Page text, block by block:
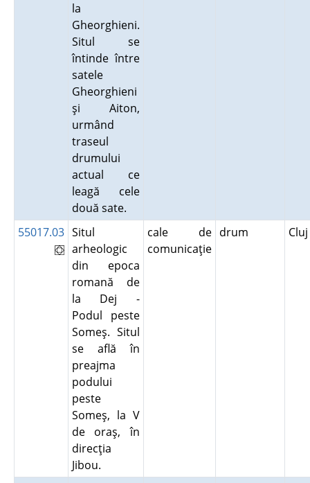
la
Gheorghieni.
Situl se
întinde între
satele
Gheorghieni
şi Aiton,
urmând
traseul
drumului
actual ce
leagă cele
două sate.
55017.03 Situl
arheologic
din epoca
romană de
la Dej -
Podul peste
Someş. Situl
se află în
preajma
podului
peste
Someş, la V
de oraş, în
direcţia
Jibou.
cale de
comunicaţie
drum